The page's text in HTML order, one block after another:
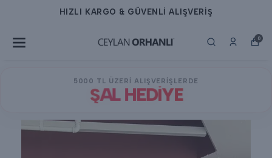
ALIŞVERİŞ HIZLI KARGO &
0
5000 TL ÜZERİ ALIŞVERİŞLERDE
ŞAL HEDİYE